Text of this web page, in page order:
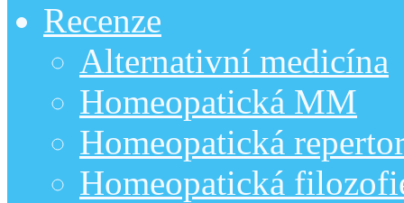
Recenze
Alternativní medicína
Homeopatická MM
Homeopatická
Homeopatická